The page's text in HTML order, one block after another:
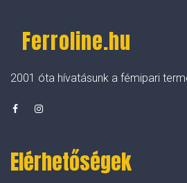
Ferroline.hu
2001 óta hívatásunk a fémipari
Elérhetőségek